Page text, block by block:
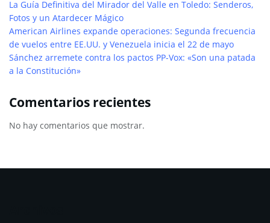
La Guía Definitiva del Mirador del Valle en Toledo: Senderos,
Fotos y un Atardecer Mágico
American Airlines expande operaciones: Segunda frecuencia
de vuelos entre EE.UU. y Venezuela inicia el 22 de mayo
Sánchez arremete contra los pactos PP-Vox: «Son una patada
a la Constitución»
Comentarios recientes
No hay comentarios que mostrar.